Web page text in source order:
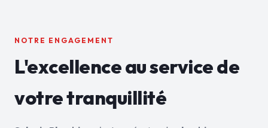
NOTRE ENGAGEMENT
L'excellence au service de
votre tranquillité